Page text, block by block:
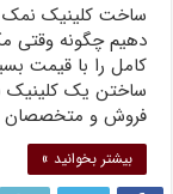
ساخت کلینیک نمک
دهیم چگونه وقتی
کامل را با قیمت
ساختن یک کلینیک
فروش و متخصصان
بیشتر بخوانید »